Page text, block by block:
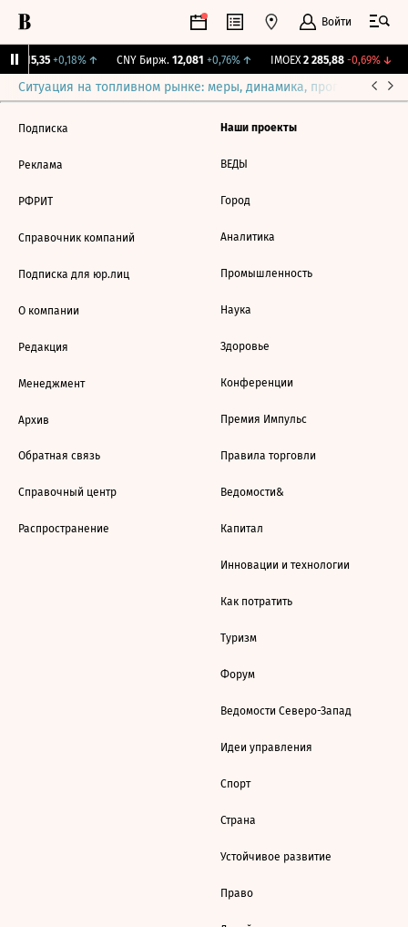
Войти
115,35 +0,18%↑ CNY Бирж. 12,081 +0,76%↑ IMOEX 2 285,88 -0,69%↓
Ситуация на топливном рынке: меры, динамика, прогнозы
Подписка
Реклама
РФРИТ
Справочник компаний
Подписка для юр.лиц
О компании
Редакция
Менеджмент
Архив
Обратная связь
Справочный центр
Распространение
Наши проекты
ВЕДЫ
Город
Аналитика
Промышленность
Наука
Здоровье
Конференции
Премия Импульс
Правила торговли
Ведомости&
Капитал
Инновации и технологии
Как потратить
Туризм
Форум
Ведомости Северо-Запад
Идеи управления
Спорт
Страна
Устойчивое развитие
Право